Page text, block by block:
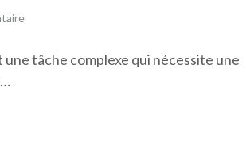
tâche complexe qui nécessite une